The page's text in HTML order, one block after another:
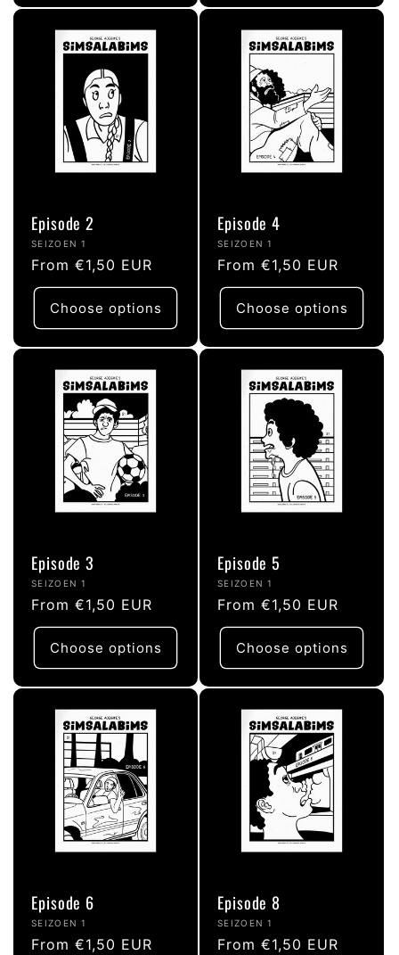
Episode 2
Vendor:
SEIZOEN 1
Regular
price
From €1,50 EUR
Choose options
Episode 4
Vendor:
SEIZOEN 1
Regular
price
From €1,50 EUR
Choose options
Episode 3
Vendor:
SEIZOEN 1
Regular
price
From €1,50 EUR
Choose options
Episode 5
Vendor:
SEIZOEN 1
Regular
price
From €1,50 EUR
Choose options
Episode 6
Vendor:
SEIZOEN 1
Regular
From €1,50 EUR
Episode 8
Vendor:
SEIZOEN 1
Regular
From €1,50 EUR